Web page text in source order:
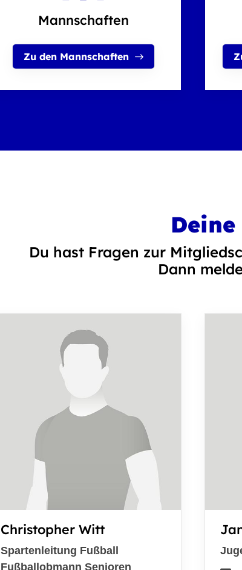
Mannschaften
Zu den Mannschaften
Du hast Fragen zur
Dann
Christopher Witt
Spartenleitung Fußball
Fußballobmann Senioren